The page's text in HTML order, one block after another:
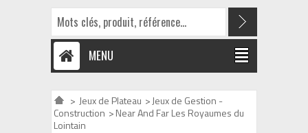
MENU
> Jeux de Plateau >Jeux de Gestion -
Construction >Near And Far Les Royaumes du
Lointain